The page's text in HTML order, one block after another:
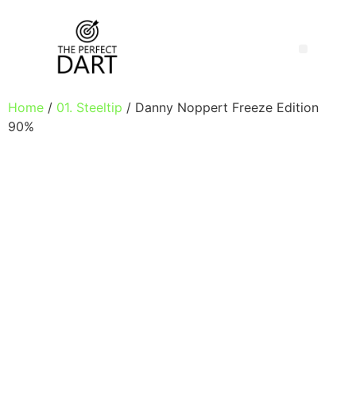
Home / 01. Steeltip / Danny Noppert Freeze Edition
90%